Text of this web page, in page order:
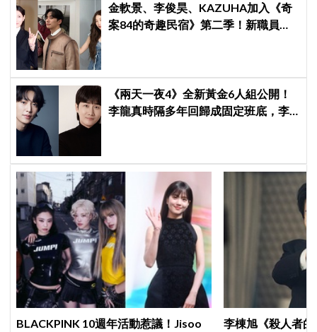
金軟景、李俊昊、KAZUHA加入《奇
案84的奇趣民宿》第二季！新職員曝
《兩天一夜4》全新黃金6人組公開！
李龍真時隔多年回歸成固定班底，李
BLACKPINK 10週年活動惹議！Jisoo
李棟旭《殺人者